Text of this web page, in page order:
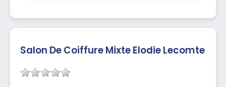
Salon De Coiffure Mixte Elodie Lecomte